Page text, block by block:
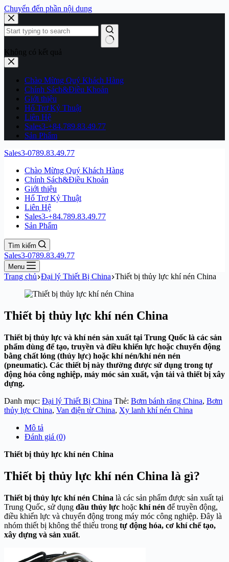
Chuyển đến phần nội dung
Không có kết quả
Chào Mừng Quý Khách Hàng
Chính Sách&Điều Khoản
Giới thiệu
Hổ Trợ Kỷ Thuật
Liên Hệ
Sales3-+84.789.83.49.77
Sản Phẩm
Sales3-0789.83.49.77
Chào Mừng Quý Khách Hàng
Chính Sách&Điều Khoản
Giới thiệu
Hổ Trợ Kỷ Thuật
Liên Hệ
Sales3-+84.789.83.49.77
Sản Phẩm
Tìm kiếm
Sales3-0789.83.49.77
Menu
Trang chủ Đại lý Thiết Bị China Thiết bị thủy lực khí nén China
Thiết bị thủy lực khí nén China
Thiết bị thủy lực và khí nén sản xuất tại Trung Quốc là các sản
phẩm dùng để tạo, truyền và điều khiển lực hoặc chuyển động
bằng chất lỏng (thủy lực) hoặc khí nén/khí nén nén
(pneumatic). Các thiết bị này thường được sử dụng trong tự
động hóa công nghiệp, máy móc sản xuất, vận tải và thiết bị xây
dựng.
Danh mục: Đại lý Thiết Bị China Thẻ: Bơm bánh răng China, Bơm
thủy lực China, Van điện từ China, Xy lanh khí nén China
Mô tả
Đánh giá (0)
Thiết bị thủy lực khí nén China
Thiết bị thủy lực khí nén China là gì?
Thiết bị thủy lực khí nén China là các sản phẩm được sản xuất tại
Trung Quốc, sử dụng dầu thủy lực hoặc khí nén để truyền động,
điều khiển lực và chuyển động trong máy móc công nghiệp. Đây là
nhóm thiết bị không thể thiếu trong tự động hóa, cơ khí chế tạo,
xây dựng và sản xuất.